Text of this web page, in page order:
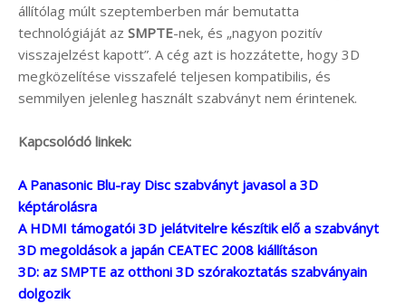
állítólag múlt szeptemberben már bemutatta
technológiáját az SMPTE-nek, és „nagyon pozitív
visszajelzést kapott”. A cég azt is hozzátette, hogy 3D
megközelítése visszafelé teljesen kompatibilis, és
semmilyen jelenleg használt szabványt nem érintenek.
Kapcsolódó linkek:
A Panasonic Blu-ray Disc szabványt javasol a 3D
képtárolásra
A HDMI támogatói 3D jelátvitelre készítik elő a szabványt
3D megoldások a japán CEATEC 2008 kiállításon
3D: az SMPTE az otthoni 3D szórakoztatás szabványain
dolgozik